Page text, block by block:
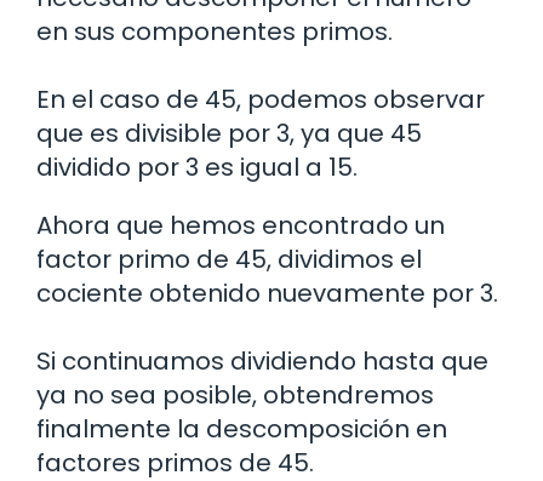
en sus componentes primos.
En el caso de 45, podemos observar
que es divisible por 3, ya que 45
dividido por 3 es igual a 15.
Ahora que hemos encontrado un
factor primo de 45, dividimos el
cociente obtenido nuevamente por 3.
Si continuamos dividiendo hasta que
ya no sea posible, obtendremos
finalmente la descomposición en
factores primos de 45.